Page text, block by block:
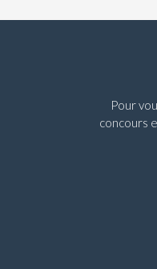
Pour
concours